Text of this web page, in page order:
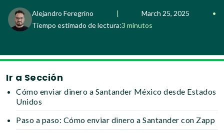
Alejandro Feregrino | March 25, 2025
•
Tiempo estimado de lectura:3 minutos
Ir a Sección
Cómo enviar dinero a Santander México desde Estados
Unidos
Paso a paso: Cómo enviar dinero a Santander con Zapp